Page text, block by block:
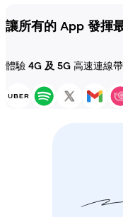
讓所有的 App 發揮
體驗 4G 及 5G 高速連線